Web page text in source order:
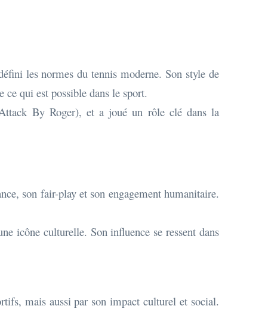
les normes du tennis moderne. Son style de
qui est possible dans le sport.
By Roger), et a joué un rôle clé dans la
son fair-play et son engagement humanitaire.
icône culturelle. Son influence se ressent dans
mais aussi par son impact culturel et social.